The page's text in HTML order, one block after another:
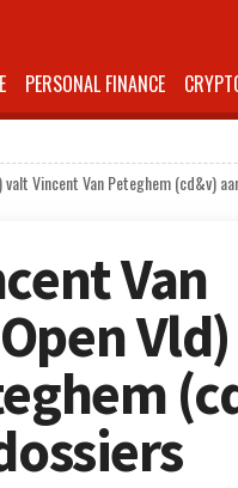
PERSONAL FINANCE
Vincent Van Peteghem (cd&v)
Van